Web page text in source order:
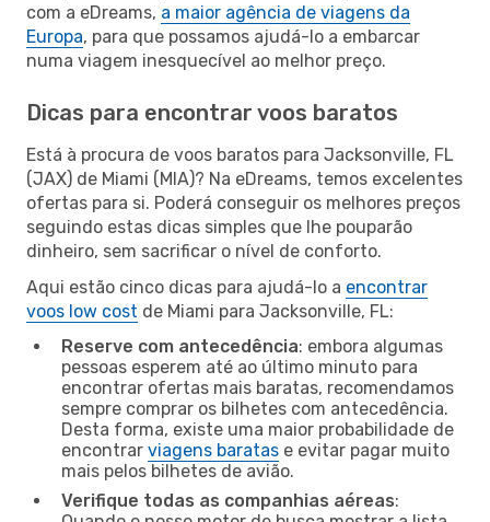
com a eDreams, a maior agência de viagens da
Europa, para que possamos ajudá-lo a embarcar
numa viagem inesquecível ao melhor preço.
Dicas para encontrar voos baratos
Está à procura de voos baratos para Jacksonville, FL
(JAX) de Miami (MIA)? Na eDreams, temos excelentes
ofertas para si. Poderá conseguir os melhores preços
seguindo estas dicas simples que lhe pouparão
dinheiro, sem sacrificar o nível de conforto.
Aqui estão cinco dicas para ajudá-lo a encontrar
voos low cost de Miami para Jacksonville, FL:
Reserve com antecedência: embora algumas
pessoas esperem até ao último minuto para
encontrar ofertas mais baratas, recomendamos
sempre comprar os bilhetes com antecedência.
Desta forma, existe uma maior probabilidade de
encontrar viagens baratas e evitar pagar muito
mais pelos bilhetes de avião.
Verifique todas as companhias aéreas: